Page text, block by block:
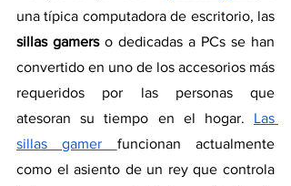
sillas gamers o dedicadas a PCs se han
convertido en uno de los accesorios más
requeridos por las personas que
atesoran su tiempo en el hogar. Las
sillas gamer funcionan actualmente
como el asiento de un rey que controla